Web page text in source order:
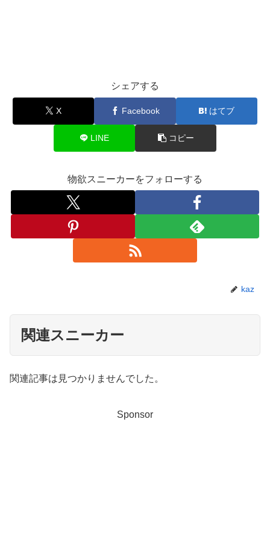
シェアする
X Facebook はてブ
LINE コピー
物欲スニーカーをフォローする
kaz
関連スニーカー
関連記事は見つかりませんでした。
Sponsor